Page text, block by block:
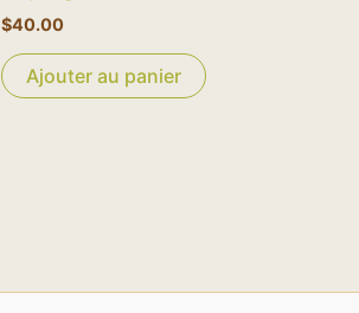
$40.00
Ajouter au panier